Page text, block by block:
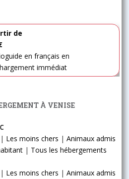
de
en français en
immédiat
À VENISE
| Les moins chers | Animaux admis
| Tous les hébergements
| Les moins chers | Animaux admis